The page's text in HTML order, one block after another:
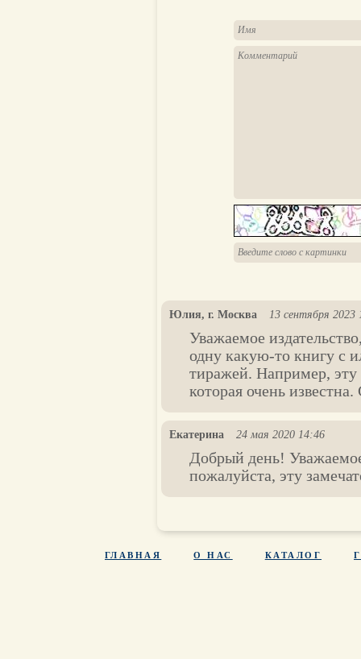
Юлия, г. Москва 13 сентября 2023
Уважаемое
одну какую-то книгу с
тиражей. Например,
которая очень
Екатерина 24 мая 2020 14:46
Добрый день!
пожалуйста, эту
ГЛАВНАЯ О НАС КАТАЛОГ